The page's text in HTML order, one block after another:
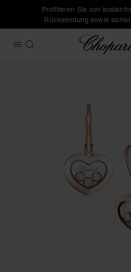
Profitieren Sie von
Rücksendung sowie
MENÜ ÖFFNEN
SUCHEN